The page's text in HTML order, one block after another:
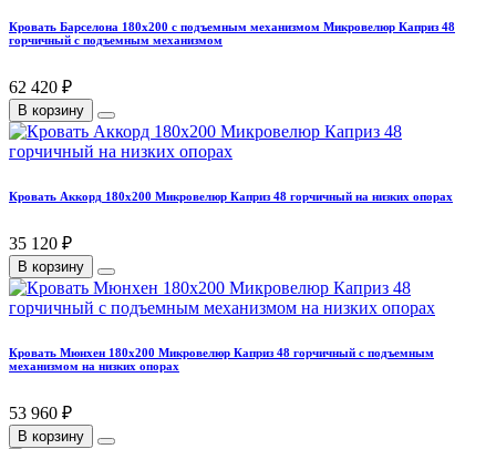
Кровать Барселона 180х200 с подъемным механизмом Микровелюр Каприз 48
горчичный с подъемным механизмом
62 420 ₽
В корзину
Кровать Аккорд 180х200 Микровелюр Каприз 48 горчичный на низких опорах
35 120 ₽
В корзину
Кровать Мюнхен 180х200 Микровелюр Каприз 48 горчичный с подъемным
механизмом на низких опорах
53 960 ₽
В корзину